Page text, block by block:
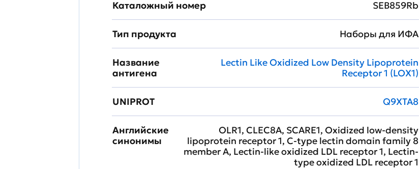
Каталожный номер SEB859Rb
Тип продукта Наборы для ИФА
Название
антигена
Lectin Like Oxidized Low Density Lipoprotein
Receptor 1 (LOX1)
UNIPROT Q9XTA8
Английские
синонимы
OLR1, CLEC8A, SCARE1, Oxidized low-density
lipoprotein receptor 1, C-type lectin domain family 8
member A, Lectin-like oxidized LDL receptor 1, Lectin-
type oxidized LDL receptor 1